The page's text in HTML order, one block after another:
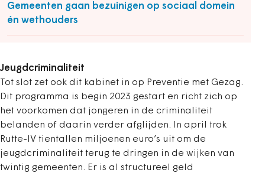
Gemeenten gaan bezuinigen op sociaal domein
én wethouders
Jeugdcriminaliteit
Tot slot zet ook dit kabinet in op Preventie met Gezag.
Dit programma is begin 2023 gestart en richt zich op
het voorkomen dat jongeren in de criminaliteit
belanden of daarin verder afglijden. In april trok
Rutte-IV tientallen miljoenen euro’s uit om de
jeugdcriminaliteit terug te dringen in de wijken van
twintig gemeenten. Er is al structureel geld